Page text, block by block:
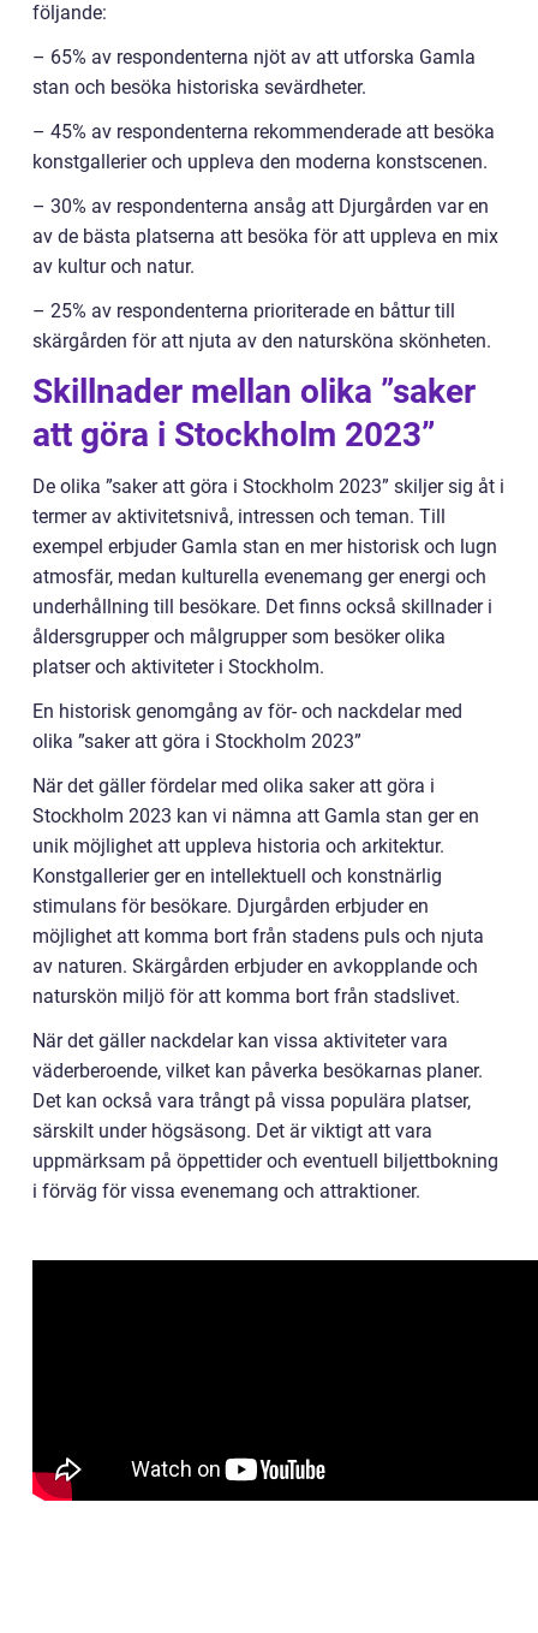
följande:
– 65% av respondenterna njöt av att utforska Gamla
stan och besöka historiska sevärdheter.
– 45% av respondenterna rekommenderade att besöka
konstgallerier och uppleva den moderna konstscenen.
– 30% av respondenterna ansåg att Djurgården var en
av de bästa platserna att besöka för att uppleva en mix
av kultur och natur.
– 25% av respondenterna prioriterade en båttur till
skärgården för att njuta av den natursköna skönheten.
Skillnader mellan olika ”saker
att göra i Stockholm 2023”
De olika ”saker att göra i Stockholm 2023” skiljer sig åt i
termer av aktivitetsnivå, intressen och teman. Till
exempel erbjuder Gamla stan en mer historisk och lugn
atmosfär, medan kulturella evenemang ger energi och
underhållning till besökare. Det finns också skillnader i
åldersgrupper och målgrupper som besöker olika
platser och aktiviteter i Stockholm.
En historisk genomgång av för- och nackdelar med
olika ”saker att göra i Stockholm 2023”
När det gäller fördelar med olika saker att göra i
Stockholm 2023 kan vi nämna att Gamla stan ger en
unik möjlighet att uppleva historia och arkitektur.
Konstgallerier ger en intellektuell och konstnärlig
stimulans för besökare. Djurgården erbjuder en
möjlighet att komma bort från stadens puls och njuta
av naturen. Skärgården erbjuder en avkopplande och
naturskön miljö för att komma bort från stadslivet.
När det gäller nackdelar kan vissa aktiviteter vara
väderberoende, vilket kan påverka besökarnas planer.
Det kan också vara trångt på vissa populära platser,
särskilt under högsäsong. Det är viktigt att vara
uppmärksam på öppettider och eventuell biljettbokning
i förväg för vissa evenemang och attraktioner.